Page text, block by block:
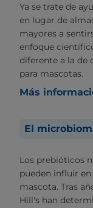
Ya se trate de
en lugar de
mayores a
enfoque
diferente a la de
para mascotas.
Más
El
Los prebióticos
pueden influir
mascota. Tras
Hill's han